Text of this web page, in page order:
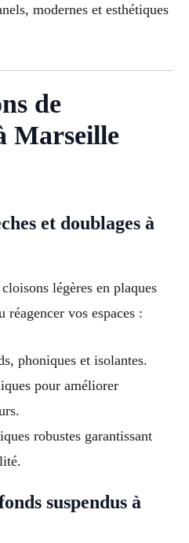
modernes et esthétiques
de
Marseille
et doublages à
légères en plaques
vos espaces :
phoniques et isolantes.
pour améliorer
robustes garantissant
suspendus à